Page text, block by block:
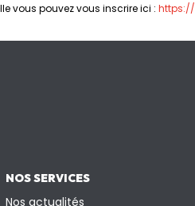
vous pouvez vous inscrire ici :
NOS SERVICES
Nos actualités